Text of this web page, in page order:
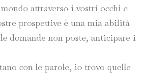
attraverso i vostri occhi e
prospettive è una mia abilità
domande non poste, anticipare i
con le parole, io trovo quelle